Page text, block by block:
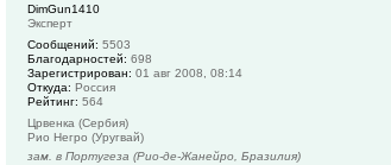
DimGun1410
Эксперт
Сообщений: 5503
Благодарностей: 698
Зарегистрирован: 01 авг 2008, 08:14
Откуда: Россия
Рейтинг: 564
Црвенка (Сербия)
Рио Негро (Уругвай)
зам. в Португеза (Рио-де-Жанейро, Бразилия)